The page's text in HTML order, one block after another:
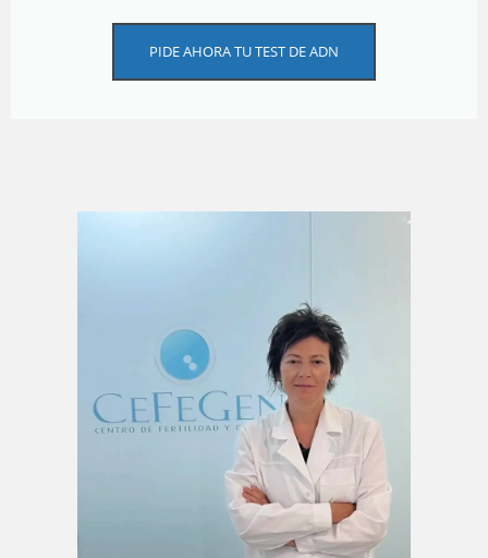
PIDE AHORA TU TEST DE ADN